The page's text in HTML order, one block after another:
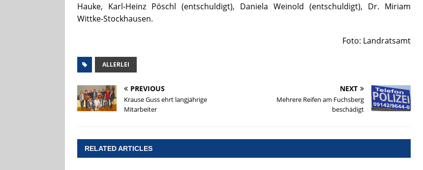
Hauke, Karl-Heinz Pöschl (entschuldigt), Daniela Weinold (entschuldigt), Dr. Miriam
Wittke-Stockhausen.
Foto: Landratsamt
ALLERLEI
PREVIOUS
Krause Guss ehrt langjährige
Mitarbeiter
NEXT
Mehrere Reifen am Fuchsberg
beschädigt
RELATED ARTICLES